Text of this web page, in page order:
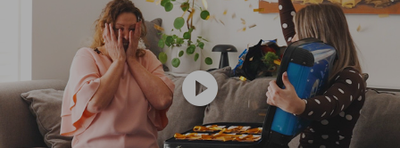
play_circle